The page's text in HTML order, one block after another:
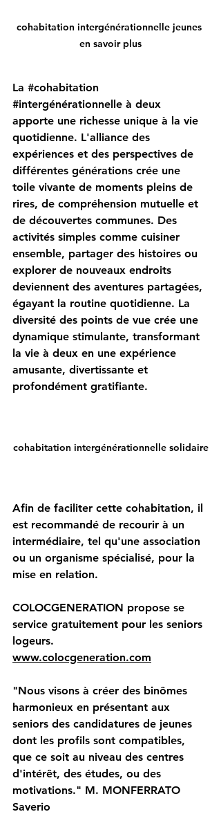
cohabitation intergénérationnelle jeunes
en savoir plus
La #cohabitation
#intergénérationnelle à deux
apporte une richesse unique à la vie
quotidienne. L'alliance des
expériences et des perspectives de
différentes générations crée une
toile vivante de moments pleins de
rires, de compréhension mutuelle et
de découvertes communes. Des
activités simples comme cuisiner
ensemble, partager des histoires ou
explorer de nouveaux endroits
deviennent des aventures partagées,
égayant la routine quotidienne. La
diversité des points de vue crée une
dynamique stimulante, transformant
la vie à deux en une expérience
amusante, divertissante et
profondément gratifiante.
cohabitation intergénérationnelle solidaire
Afin de faciliter cette cohabitation, il
est recommandé de recourir à un
intermédiaire, tel qu'une association
ou un organisme spécialisé, pour la
mise en relation.
COLOCGENERATION propose se
service gratuitement pour les seniors
logeurs.
www.colocgeneration.com
"Nous visons à créer des binômes
harmonieux en présentant aux
seniors des candidatures de jeunes
dont les profils sont compatibles,
que ce soit au niveau des centres
d'intérêt, des études, ou des
motivations." M. MONFERRATO
Saverio